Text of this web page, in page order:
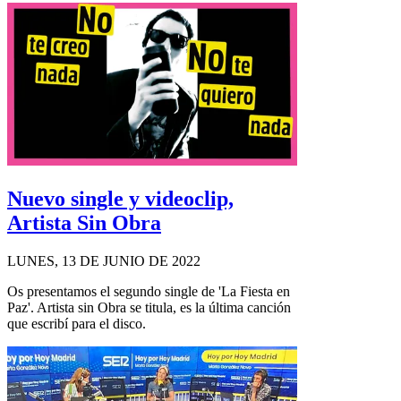
Nuevo single y videoclip,
Artista Sin Obra
LUNES, 13 DE JUNIO DE 2022
Os presentamos el segundo single de 'La Fiesta en
Paz'. Artista sin Obra se titula, es la última canción
que escribí para el disco.